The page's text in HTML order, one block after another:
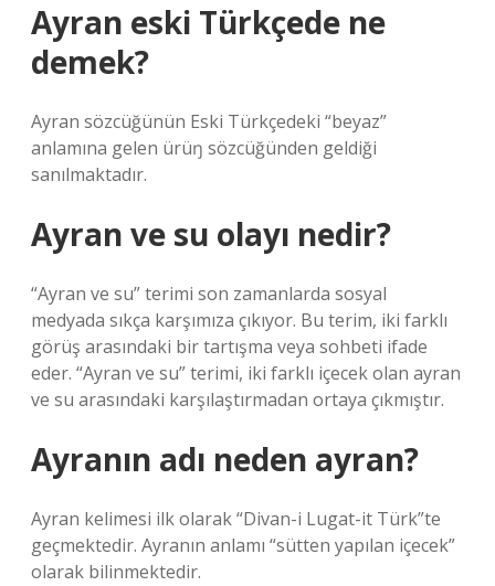
Ayran eski Türkçede ne
demek?
Ayran sözcüğünün Eski Türkçedeki “beyaz”
anlamına gelen ürüŋ sözcüğünden geldiği
sanılmaktadır.
Ayran ve su olayı nedir?
“Ayran ve su” terimi son zamanlarda sosyal
medyada sıkça karşımıza çıkıyor. Bu terim, iki farklı
görüş arasındaki bir tartışma veya sohbeti ifade
eder. “Ayran ve su” terimi, iki farklı içecek olan ayran
ve su arasındaki karşılaştırmadan ortaya çıkmıştır.
Ayranın adı neden ayran?
Ayran kelimesi ilk olarak “Divan-i Lugat-it Türk”te
geçmektedir. Ayranın anlamı “sütten yapılan içecek”
olarak bilinmektedir.